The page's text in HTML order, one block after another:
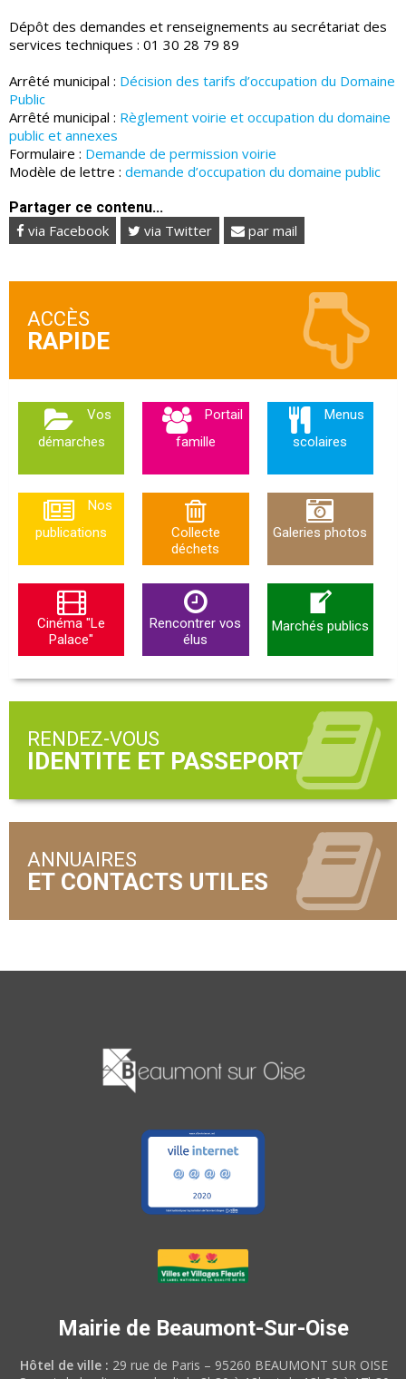
Dépôt des demandes et renseignements au secrétariat des
services techniques : 01 30 28 79 89
Arrêté municipal : Décision des tarifs d’occupation du Domaine
Public
Arrêté municipal : Règlement voirie et occupation du domaine
public et annexes
Formulaire : Demande de permission voirie
Modèle de lettre : demande d’occupation du domaine public
Partager ce contenu...
via Facebook via Twitter par mail
ACCÈS
Vos
démarches
Portail
famille
Menus
scolaires
Nos
publications
Collecte
déchets
Galeries photos
Cinéma "Le
Palace"
Rencontrer vos
élus
Marchés publics
RENDEZ-VOUS
ANNUAIRES
Mairie de Beaumont-Sur-Oise
Hôtel de ville : 29 rue de Paris – 95260 BEAUMONT SUR OISE